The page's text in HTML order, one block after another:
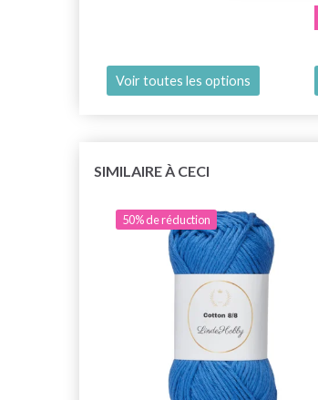
Voir toutes les options
SIMILAIRE À CECI
50% de réduction